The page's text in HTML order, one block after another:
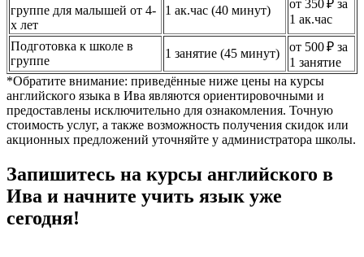
группе для малышей от 4-
х лет
1 ак.час (40 минут)
от 350 ₽ за
1 ак.час
Подготовка к школе в
группе
1 занятие (45 минут)
от 500 ₽ за
1 занятие
*Обратите внимание: приведённые ниже цены на курсы
английского языка в Ива являются ориентировочными и
предоставлены исключительно для ознакомления. Точную
стоимость услуг, а также возможность получения скидок или
акционных предложений уточняйте у администратора школы.
Запишитесь на курсы английского в
Ива и начните учить язык уже
сегодня!